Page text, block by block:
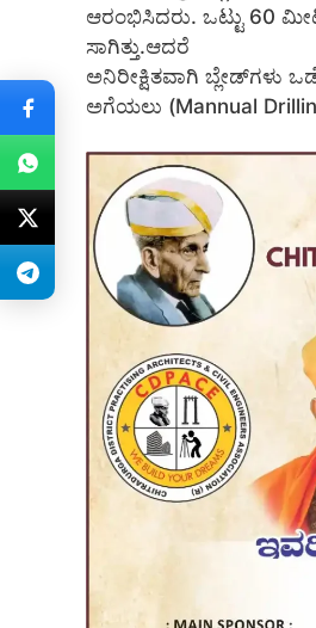
ಆರಂಭಿಸಿದರು. ಒಟ್ಟು 60
ಸಾಗಿತ್ತು.ಆದರೆ
ಅನಿರೀಕ್ಷಿತವಾಗಿ ಬ್ಲೇಡ್‌ಗಳು
ಅಗೆಯಲು (Mannual